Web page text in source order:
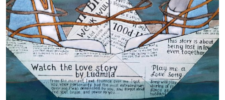
БАЙЦАЕВА ЛЮДМИЛА